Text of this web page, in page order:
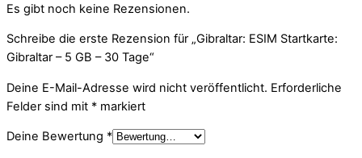
Es gibt noch keine Rezensionen.
Schreibe die erste Rezension für „Gibraltar: ESIM Startkarte:
Gibraltar – 5 GB – 30 Tage“
Deine E-Mail-Adresse wird nicht veröffentlicht. Erforderliche
Felder sind mit * markiert
Deine Bewertung *